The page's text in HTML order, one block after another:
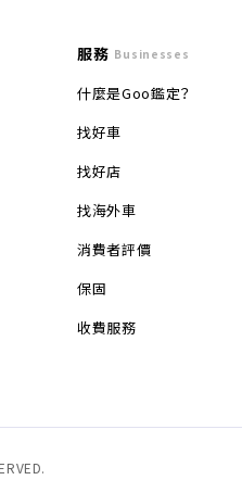
服務 Businesses
什麼是Goo鑑定？
找好車
找好店
找海外車
消費者評價
保固
收費服務